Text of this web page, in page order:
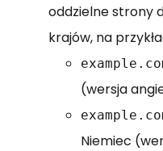
oddzielne strony
krajów, na
(wersja
Niemiec